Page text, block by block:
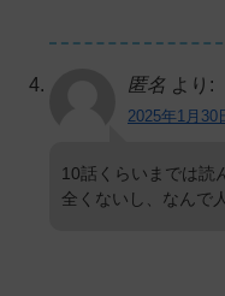
匿名 より:
2025年1月30
10話くらいまでは読
全くないし、なんで